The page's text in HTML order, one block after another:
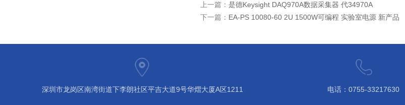
上一篇： 是德Keysight DAQ970A数据采集器 代34970A
下一篇： EA-PS 10080-60 2U 1500W可编程 实验室电源 新产品
深圳市龙岗区南湾街道下李朗社区平吉大道9号华熠大厦A区1211 电话：0755-33217630